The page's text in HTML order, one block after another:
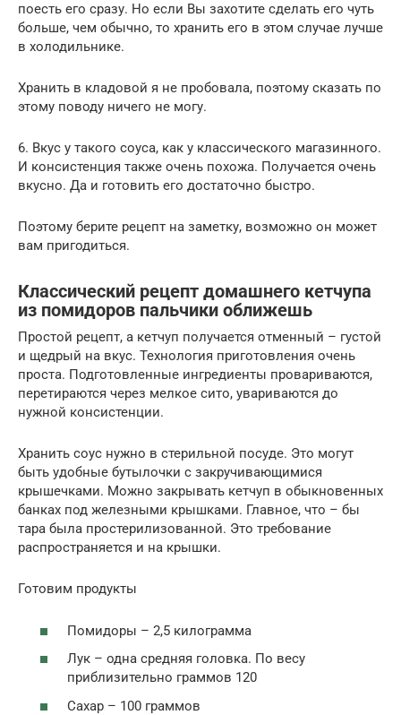
поесть его сразу. Но если Вы захотите сделать его чуть
больше, чем обычно, то хранить его в этом случае лучше
в холодильнике.
Хранить в кладовой я не пробовала, поэтому сказать по
этому поводу ничего не могу.
6. Вкус у такого соуса, как у классического магазинного.
И консистенция также очень похожа. Получается очень
вкусно. Да и готовить его достаточно быстро.
Поэтому берите рецепт на заметку, возможно он может
вам пригодиться.
Классический рецепт домашнего кетчупа
из помидоров пальчики оближешь
Простой рецепт, а кетчуп получается отменный – густой
и щедрый на вкус. Технология приготовления очень
проста. Подготовленные ингредиенты провариваются,
перетираются через мелкое сито, увариваются до
нужной консистенции.
Хранить соус нужно в стерильной посуде. Это могут
быть удобные бутылочки с закручивающимися
крышечками. Можно закрывать кетчуп в обыкновенных
банках под железными крышками. Главное, что – бы
тара была простерилизованной. Это требование
распространяется и на крышки.
Готовим продукты
Помидоры – 2,5 килограмма
Лук – одна средняя головка. По весу
приблизительно граммов 120
Сахар – 100 граммов